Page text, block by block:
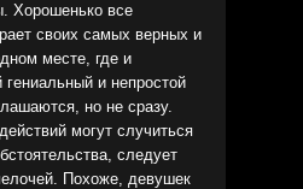
Хорошенько все
своих самых верных и
месте, где и
гениальный и непростой
но не сразу.
могут случиться
следует
Похоже, девушек